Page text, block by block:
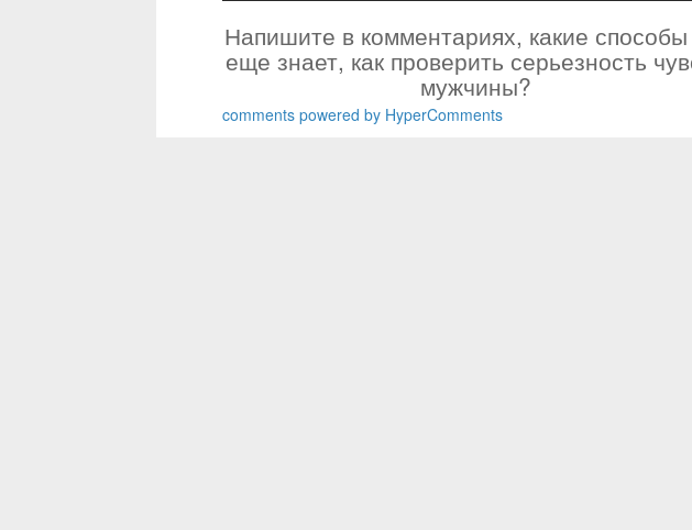
Напишите в комментариях, какие
еще знает, как проверить серьезность
мужчины?
comments powered by HyperComments